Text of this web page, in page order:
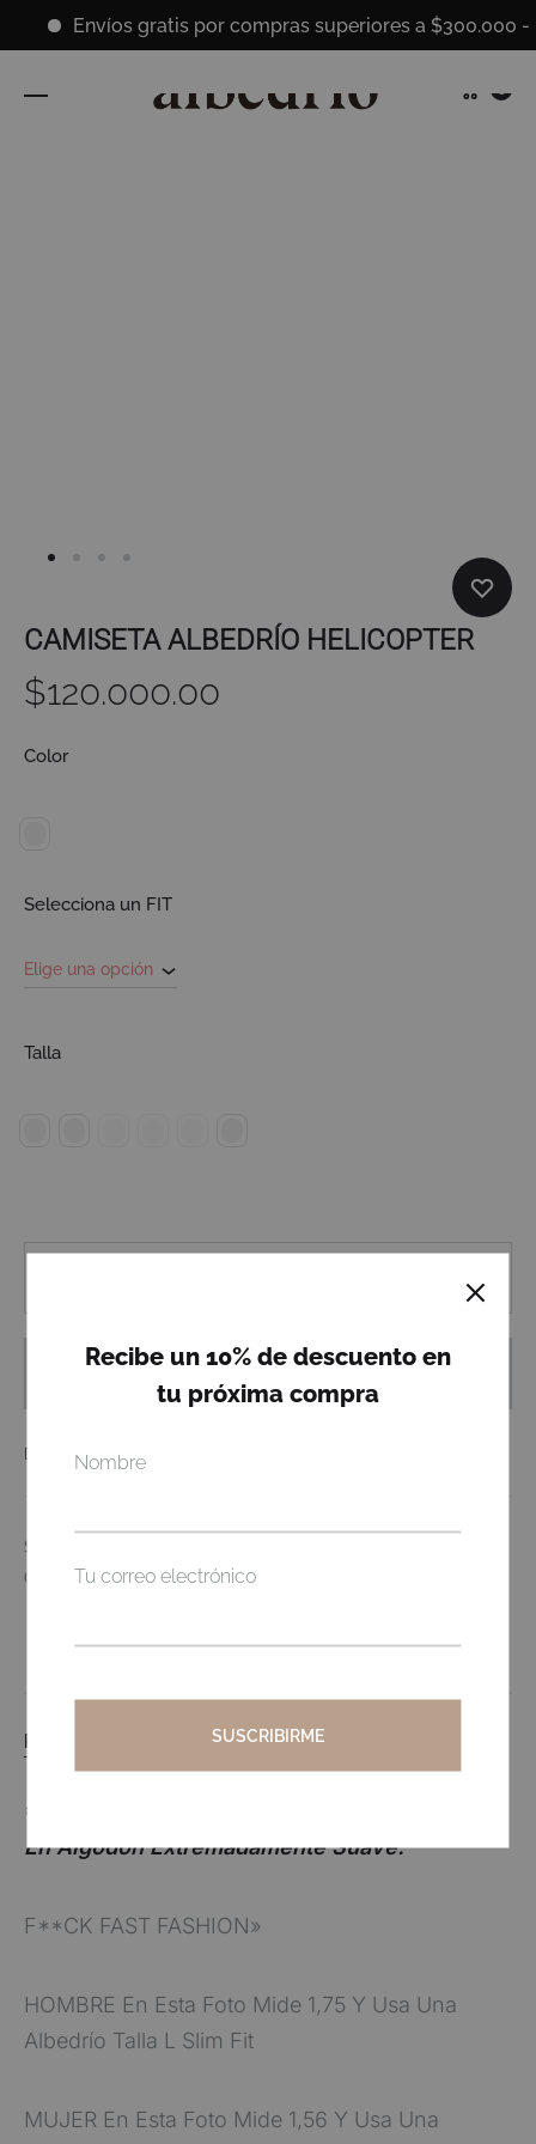
Envíos gratis por compras superiores a $300.000 -
0
CAMISETA ALBEDRÍO HELICOPTER
$120.000.00
Color
Selecciona un FIT
Talla
Cantidad
👉🏼 VALIDA TU TALLA AQUÍ
SKU
CATEGORIES
ALL,PRINTED
DESCRIPCIÓN
*ADVERTENCIA* :
En Algodón Extremadamente Suave.
F**CK FAST FASHION»
HOMBRE En Esta Foto Mide 1,75 Y Usa Una
Albedrío Talla L Slim Fit
MUJER En Esta Foto Mide 1,56 Y Usa Una
Recibe un 10% de descuento en
tu próxima compra
Nombre
Tu correo electrónico